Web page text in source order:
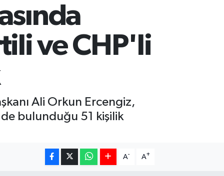
ve CHP'li
Ali Orkun Ercengiz,
de bulunduğu 51 kişilik
A- A+